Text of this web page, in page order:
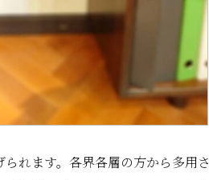
れます。各界各層の方から多用さ